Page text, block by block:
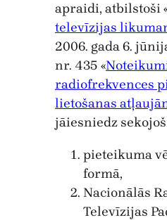
apraidi, atbilstoši
televīzijas
2006. gada 6.
nr. 435 «
radiofrekvences
lietošanas
jāiesniedz
pieteikuma
formā,
Nacionālās
Televīzijas